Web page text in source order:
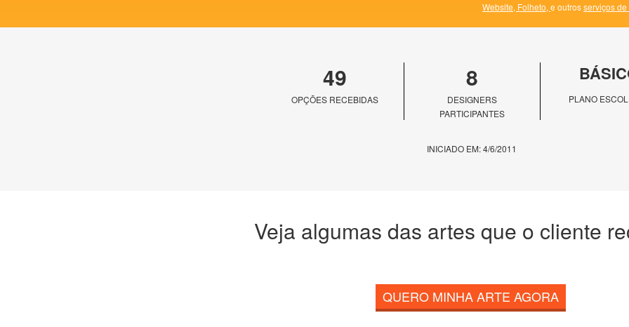
Website, Folheto, e outrosserviços
49
OPÇÕES RECEBIDAS
8
DESIGNERS
PARTICIPANTES
PLANO
INICIADO EM: 4/6/2011
Veja algumas das artes que o cliente
QUERO MINHA ARTE AGORA